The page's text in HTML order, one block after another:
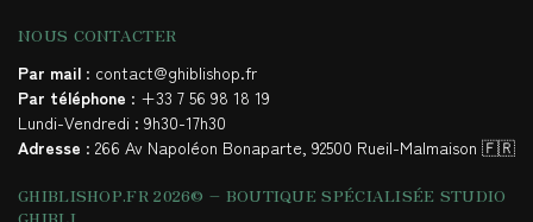
NOUS CONTACTER
Par mail : contact@ghiblishop.fr
Par téléphone : +33 7 56 98 18 19
Lundi-Vendredi : 9h30-17h30
Adresse : 266 Av Napoléon Bonaparte, 92500 Rueil-Malmaison 🇫🇷
GHIBLISHOP.FR 2026© – BOUTIQUE SPÉCIALISÉE STUDIO